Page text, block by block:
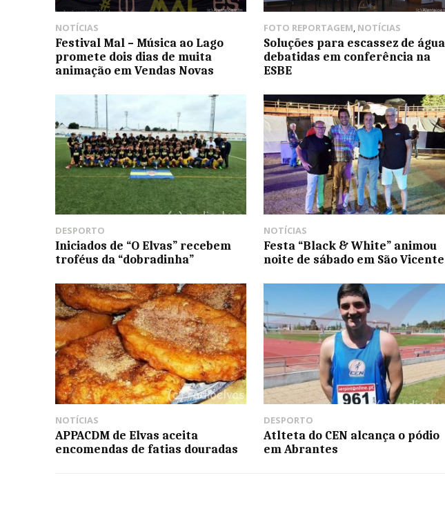
NOTÍCIAS
Festival Mal – Música ao Lago
promete dois dias de muita
animação em Vendas Novas
FOTO REPORTAGEM, NOTÍCIAS
Soluções para escassez de água
debatidas em conferência na
ESBE
DESPORTO
Iniciados de “O Elvas” recebem
troféus da “dobradinha”
NOTÍCIAS
Festa “Black & White” animou
noite de sábado em São Vicente
NOTÍCIAS
APPACDM de Elvas aceita
encomendas de fatias douradas
DESPORTO
Atlteta do CEN alcança o pódio
em Abrantes